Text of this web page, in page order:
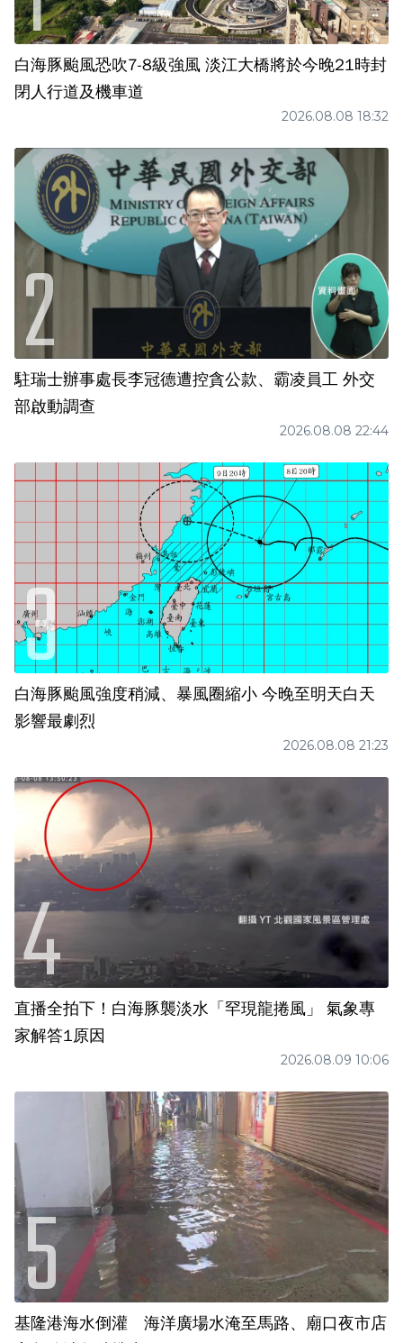
白海豚颱風恐吹7-8級強風 淡江大橋將於今晚21時封
閉人行道及機車道
2026.08.08 18:32
駐瑞士辦事處長李冠德遭控貪公款、霸凌員工 外交
部啟動調查
2026.08.08 22:44
白海豚颱風強度稍減、暴風圈縮小 今晚至明天白天
影響最劇烈
2026.08.08 21:23
直播全拍下！白海豚襲淡水「罕現龍捲風」 氣象專
家解答1原因
2026.08.09 10:06
基隆港海水倒灌 海洋廣場水淹至馬路、廟口夜市店